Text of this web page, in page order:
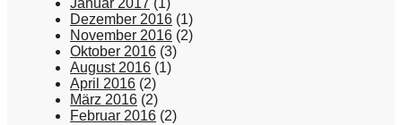
Januar 2017 (1)
Dezember 2016 (1)
November 2016 (2)
Oktober 2016 (3)
August 2016 (1)
April 2016 (2)
März 2016 (2)
Februar 2016 (2)